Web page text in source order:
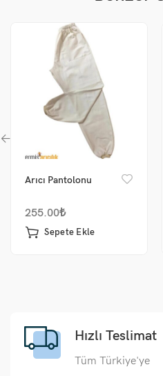
Arıcı Pantolonu
255.00₺
Sepete Ekle
Hızlı Teslimat
Tüm Türkiye'ye